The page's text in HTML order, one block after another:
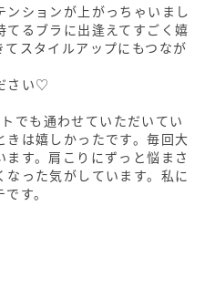
ンションが上がっちゃいまし
るブラに出逢えてすごく嬉
スタイルアップにもつなが
さい♡
でも通わせていただいてい
は嬉しかったです。毎回大
す。肩こりにずっと悩まさ
った気がしています。私に
す。